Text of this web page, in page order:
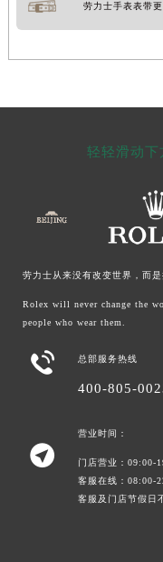
劳力士手表表带
轻轻滑动下
劳力士从来没有改变世界，而是
Rolex will never change the
people who wear them.
 总部服务热线
400-805-

营业时间：
门店营业：09:00-
客服在线：08:00-
客服及门店节假日